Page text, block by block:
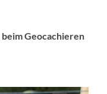
Geocachieren